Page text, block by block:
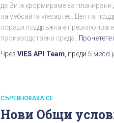
да Ви информираме за планирани
на уебсайта viesapi.eu. Цел на
поради поддръжка е
производствена среда.
Прочетете
Чрез VIES API Team , преди 5
СЪРЕВНОВАВА СЕ
Нови Общи